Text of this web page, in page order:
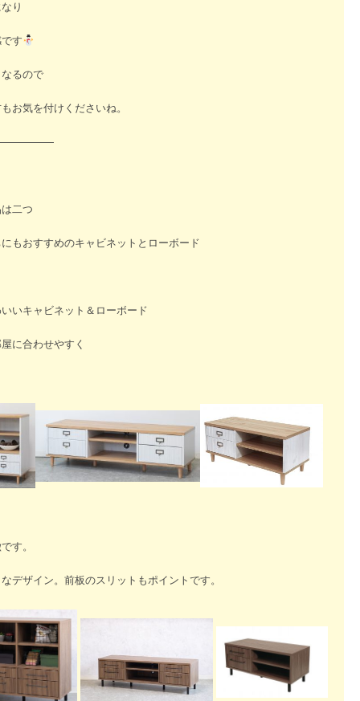
り
す
るので
お気を付けくださいね。
二つ
もおすすめのキャビネットとローボード
いキャビネット＆ローボード
に合わせやすく
す。
デザイン。前板のスリットもポイントです。